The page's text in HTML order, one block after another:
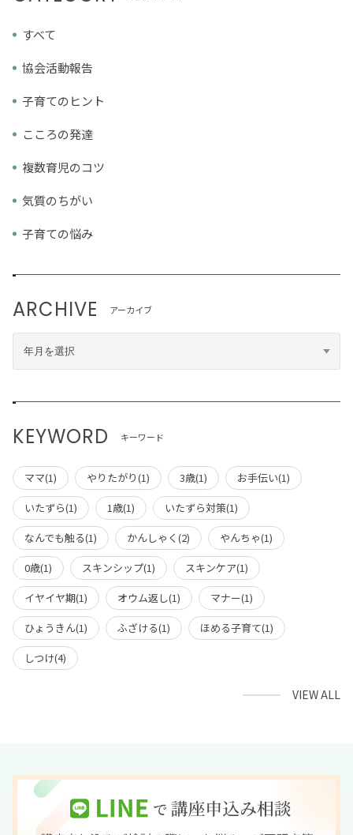
すべて
協会活動報告
子育てのヒント
こころの発達
複数育児のコツ
気質のちがい
子育ての悩み
ARCHIVE アーカイブ
KEYWORD キーワード
ママ(1) やりたがり(1) 3歳(1)
お手伝い(1)
いたずら(1)
1歳(1)
いたずら対策(1)
なんでも触る(1)
かんしゃく(2)
やんちゃ(1)
0歳(1)
スキンシップ(1)
スキンケア(1)
イヤイヤ期(1)
オウム返し(1)
マナー(1)
ひょうきん(1)
ふざける(1)
ほめる子育て(1)
しつけ(4)
VIEW ALL